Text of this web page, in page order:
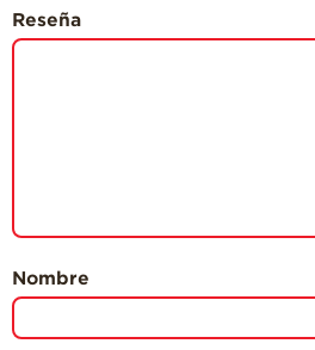
Reseña
Nombre